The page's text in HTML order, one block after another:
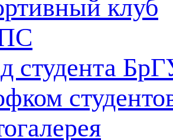
клуб
студента